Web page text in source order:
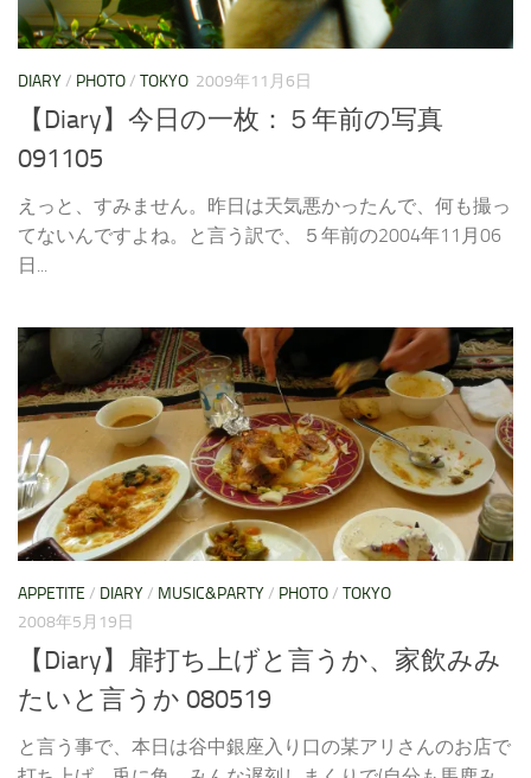
DIARY/ PHOTO/ TOKYO 2009年11月6日
【Diary】今日の一枚：５年前の写真
091105
えっと、すみません。昨日は天気悪かったんで、何も撮っ
てないんですよね。と言う訳で、５年前の2004年11月06
日...
APPETITE / DIARY/ MUSIC&PARTY/ PHOTO/ TOKYO
2008年5月19日
【Diary】扉打ち上げと言うか、家飲みみ
たいと言うか 080519
と言う事で、本日は谷中銀座入り口の某アリさんのお店で